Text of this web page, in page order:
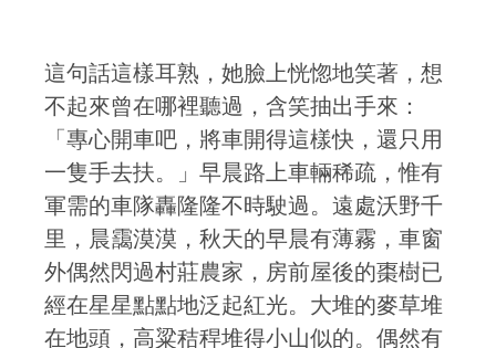
這句話這樣耳熟，她臉上恍惚地笑著，想
不起來曾在哪裡聽過，含笑抽出手來：
「專心開車吧，將車開得這樣快，還只用
一隻手去扶。」早晨路上車輛稀疏，惟有
軍需的車隊轟隆隆不時駛過。遠處沃野千
里，晨靄漠漠，秋天的早晨有薄霧，車窗
外偶然閃過村莊農家，房前屋後的棗樹已
經在星星點點地泛起紅光。大堆的麥草堆
在地頭，高粱秸稈堆得小山似的。偶然有